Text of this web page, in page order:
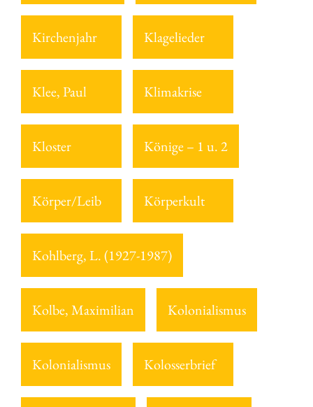
Kirchenjahr Klagelieder
Klee, Paul Klimakrise
Kloster Könige – 1 u. 2
Körper/Leib Körperkult
Kohlberg, L. (1927-1987)
Kolbe, Maximilian Kolonialismus
Kolonialismus Kolosserbrief